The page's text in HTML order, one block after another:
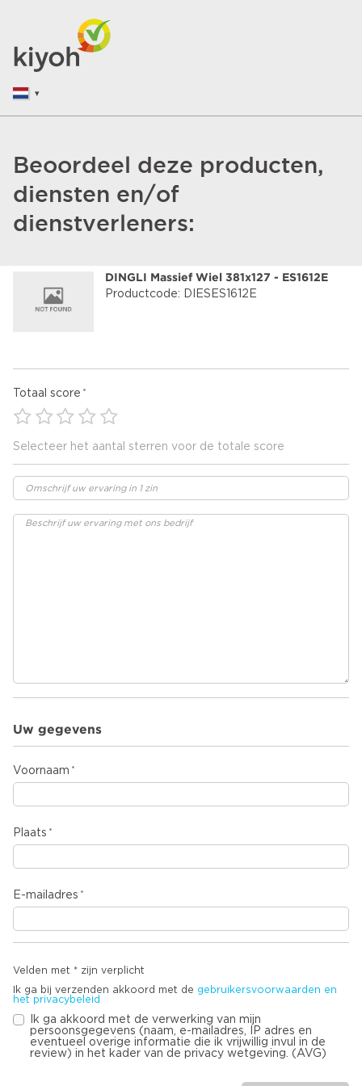
Beoordeel deze producten,
diensten en/of
dienstverleners:
DINGLI Massief Wiel 381x127 - ES1612E
Productcode: DIESES1612E
Totaal score
Selecteer het aantal sterren voor de totale score
Uw gegevens
Voornaam
Plaats
E-mailadres
Velden met * zijn verplicht
Ik ga bij verzenden akkoord met de gebruikersvoorwaarden en
het privacybeleid
Ik ga akkoord met de verwerking van mijn
persoonsgegevens (naam, e-mailadres, IP adres en
eventueel overige informatie die ik vrijwillig invul in de
review) in het kader van de privacy wetgeving. (AVG)